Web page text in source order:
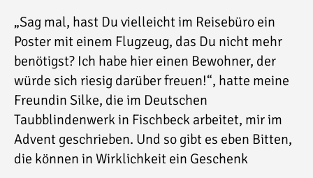
„Sag mal, hast Du vielleicht im Reisebüro ein
Poster mit einem Flugzeug, das Du nicht mehr
benötigst? Ich habe hier einen Bewohner, der
würde sich riesig darüber freuen!“, hatte meine
Freundin Silke, die im Deutschen
Taubblindenwerk in Fischbeck arbeitet, mir im
Advent geschrieben. Und so gibt es eben Bitten,
die können in Wirklichkeit ein Geschenk